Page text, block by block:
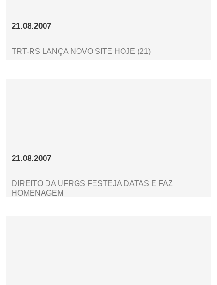
21.08.2007
TRT-RS LANÇA NOVO SITE HOJE (21)
21.08.2007
DIREITO DA UFRGS FESTEJA DATAS E FAZ
HOMENAGEM